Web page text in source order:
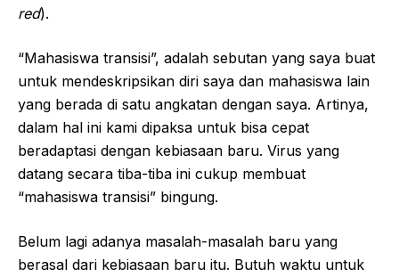
red).
“Mahasiswa transisi”, adalah sebutan yang saya buat
untuk mendeskripsikan diri saya dan mahasiswa lain
yang berada di satu angkatan dengan saya. Artinya,
dalam hal ini kami dipaksa untuk bisa cepat
beradaptasi dengan kebiasaan baru. Virus yang
datang secara tiba-tiba ini cukup membuat
“mahasiswa transisi” bingung.
Belum lagi adanya masalah-masalah baru yang
berasal dari kebiasaan baru itu. Butuh waktu untuk